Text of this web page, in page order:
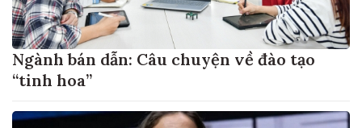
Ngành bán dẫn: Câu chuyện về đào tạo
“tinh hoa”